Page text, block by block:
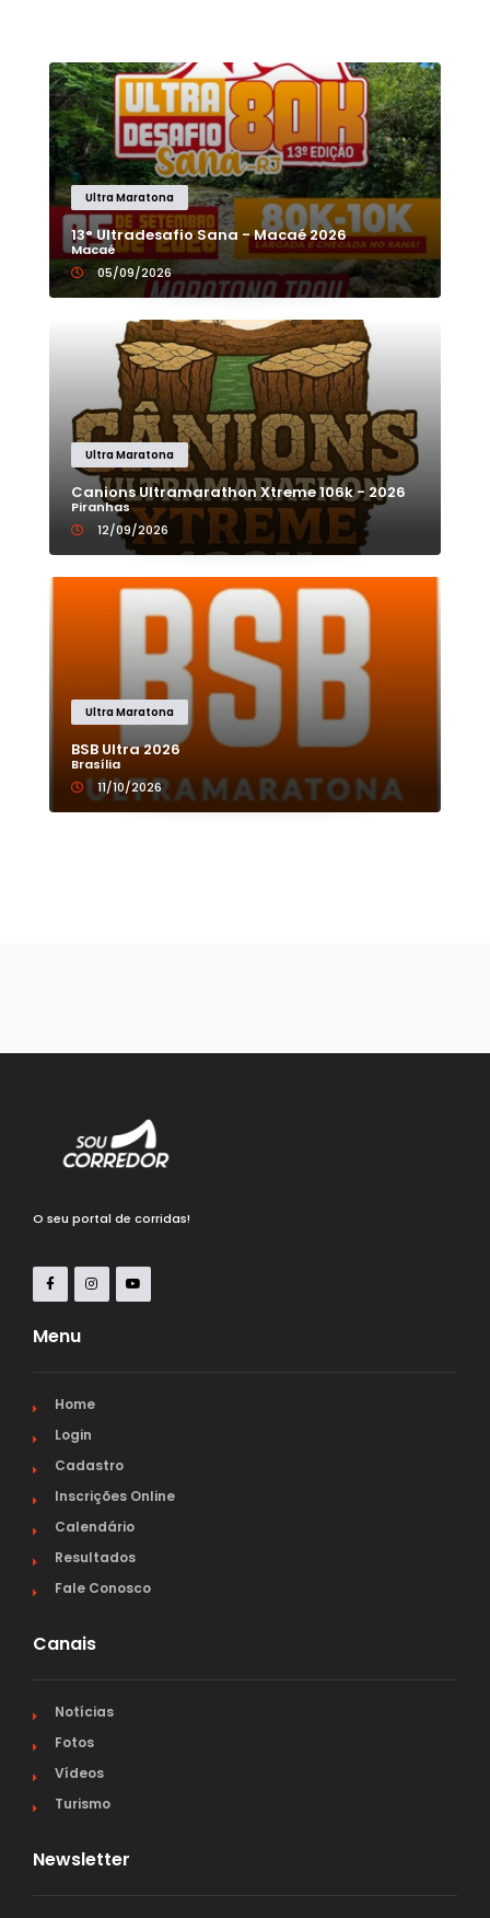
Ultra Maratona
13° Ultradesafio Sana - Macaé 2026
Macaé
05/09/2026
Ultra Maratona
Canions Ultramarathon Xtreme 106k - 2026
Piranhas
12/09/2026
Ultra Maratona
BSB Ultra 2026
Brasília
11/10/2026
O seu portal de corridas!
Menu
Home
Login
Cadastro
Inscrições Online
Calendário
Resultados
Fale Conosco
Canais
Notícias
Fotos
Vídeos
Turismo
Newsletter